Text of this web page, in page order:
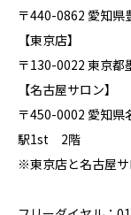
〒440-0862 愛知県
【東京店】
〒130-0022 東京
【名古屋サロン】
〒450-0002 愛知県
駅1st 2階
※東京店と名古屋